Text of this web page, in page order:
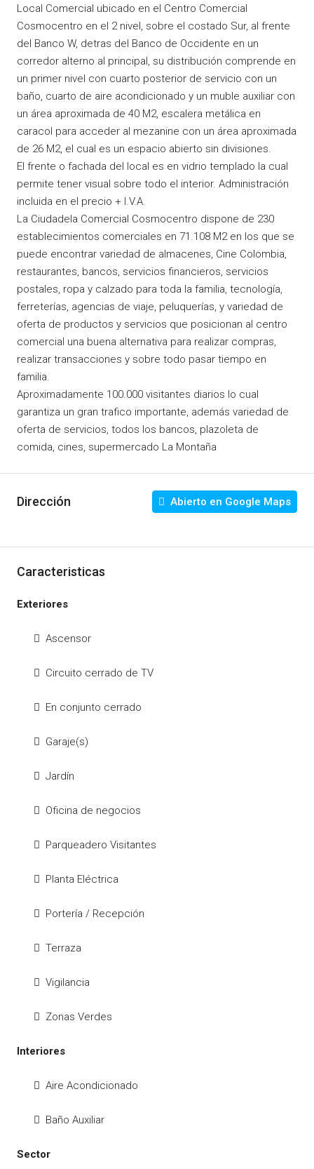
Local Comercial ubicado en el Centro Comercial
Cosmocentro en el 2 nivel, sobre el costado Sur, al frente
del Banco W, detras del Banco de Occidente en un
corredor alterno al principal, su distribución comprende en
un primer nivel con cuarto posterior de servicio con un
baño, cuarto de aire acondicionado y un muble auxiliar con
un área aproximada de 40 M2, escalera metálica en
caracol para acceder al mezanine con un área aproximada
de 26 M2, el cual es un espacio abierto sin divisiones.
El frente o fachada del local es en vidrio templado la cual
permite tener visual sobre todo el interior. Administración
incluida en el precio + I.V.A.
La Ciudadela Comercial Cosmocentro dispone de 230
establecimientos comerciales en 71.108 M2 en los que se
puede encontrar variedad de almacenes, Cine Colombia,
restaurantes, bancos, servicios financieros, servicios
postales, ropa y calzado para toda la familia, tecnología,
ferreterías, agencias de viaje, peluquerías, y variedad de
oferta de productos y servicios que posicionan al centro
comercial una buena alternativa para realizar compras,
realizar transacciones y sobre todo pasar tiempo en
familia.
Aproximadamente 100.000 visitantes diarios lo cual
garantiza un gran trafico importante, además variedad de
oferta de servicios, todos los bancos, plazoleta de
comida, cines, supermercado La Montaña
Dirección Abierto en Google Maps
Caracteristicas
Exteriores
Ascensor
Circuito cerrado de TV
En conjunto cerrado
Garaje(s)
Jardín
Oficina de negocios
Parqueadero Visitantes
Planta Eléctrica
Portería / Recepción
Terraza
Vigilancia
Zonas Verdes
Interiores
Aire Acondicionado
Baño Auxiliar
Sector